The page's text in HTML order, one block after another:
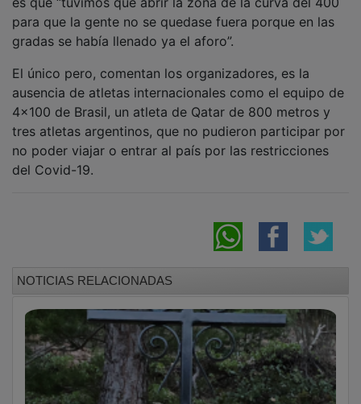
para que la gente no se quedase fuera porque en las
gradas se había llenado ya el aforo”.
ausencia de atletas internacionales como el equipo de
4x100 de Brasil, un atleta de Qatar de 800 metros y
tres atletas argentinos, que no pudieron participar por
no poder viajar o entrar al país por las restricciones
del Covid-19.